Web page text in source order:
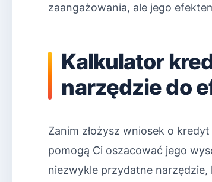
zaangażowania, ale jego
Kalkulator
narzędzie do
Zanim złożysz wniosek o
pomogą Ci oszacować jego
niezwykle przydatne